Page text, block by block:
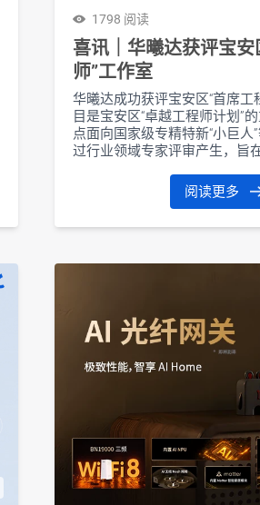
1798 阅读
喜讯｜华曦达获评宝安
师”工作室
华曦达成功获评宝安区“首席工
目是宝安区“卓越工程师计划”
点面向国家级专精特新“小巨人
过行业领域专家评审产生，旨
阅读更多